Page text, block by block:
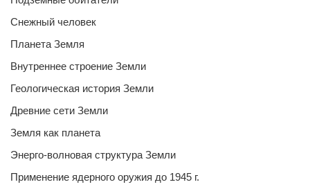
Снежный человек
Планета Земля
Внутреннее строение Земли
Геологическая история Земли
Древние сети Земли
Земля как планета
Энерго-волновая структура Земли
Применение ядерного оружия до 1945 г.